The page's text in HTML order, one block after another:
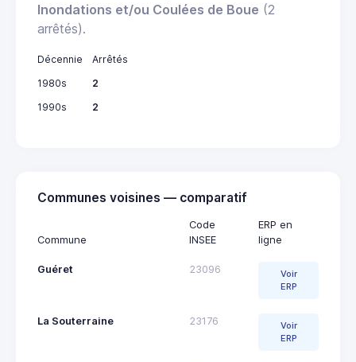
Inondations et/ou Coulées de Boue (2
arrêtés).
Décennie
Arrêtés
1980s
2
1990s
2
Communes voisines — comparatif
Commune
Code
INSEE
ERP en
ligne
Guéret 23096
Voir
ERP
La Souterraine 23176
Voir
ERP